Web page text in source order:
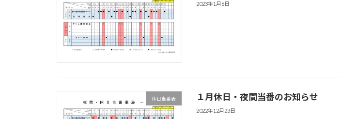
2023年1月6日
休日当番表 １月休日・夜間当番のお知らせ
2022年12月23日